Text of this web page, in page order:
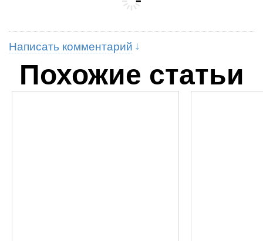
Написать комментарий
Похожие статьи